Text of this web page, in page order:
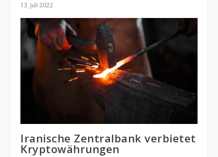
13. Juli 2022
Iranische Zentralbank verbietet
Kryptowährungen